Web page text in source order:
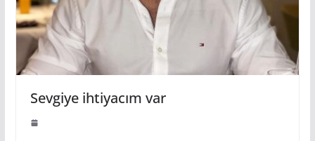
Sevgiye ihtiyacım var